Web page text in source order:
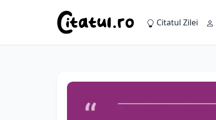
Citatul Zilei